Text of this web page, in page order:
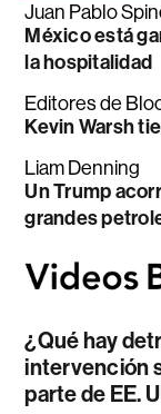
Juan Pablo
México está
la hospitalidad
Editores de
Kevin Warsh
Liam Denning
Un Trump
grandes
¿Qué hay
intervención
parte de EE.